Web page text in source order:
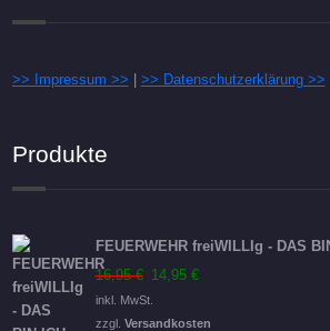
>> Impressum >> >> Datenschutzerklärung >>
Produkte
FEUERWEHR freiWILLIg - DAS
16,95€ Ursprünglicher
Preis
war:
14,95 €
ist:
inkl. MwSt.
zzgl. Versandkosten